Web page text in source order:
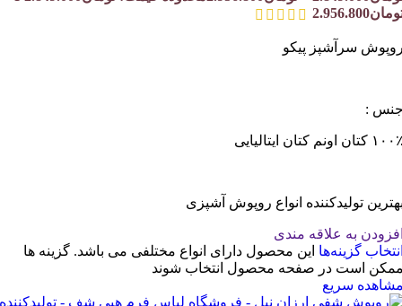
سرآشپز پیکو
:
کتان اونم کتان ایتالیایی
تولیدکننده انواع روپوش آشپزی
به علاقه مندی
گزینه‌ها این محصول دارای انواع مختلفی می باشد. گزینه ها
است در صفحه محصول انتخاب شوند
سریع